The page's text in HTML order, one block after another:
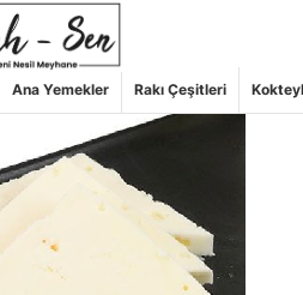
Ana Yemekler Rakı Çeşitleri Kokteyl